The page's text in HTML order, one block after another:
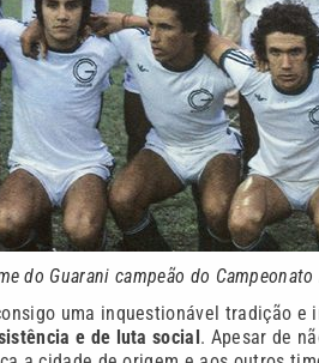
do Guarani campeão do
uma inquestionável tradição
e de luta social. Apesar de